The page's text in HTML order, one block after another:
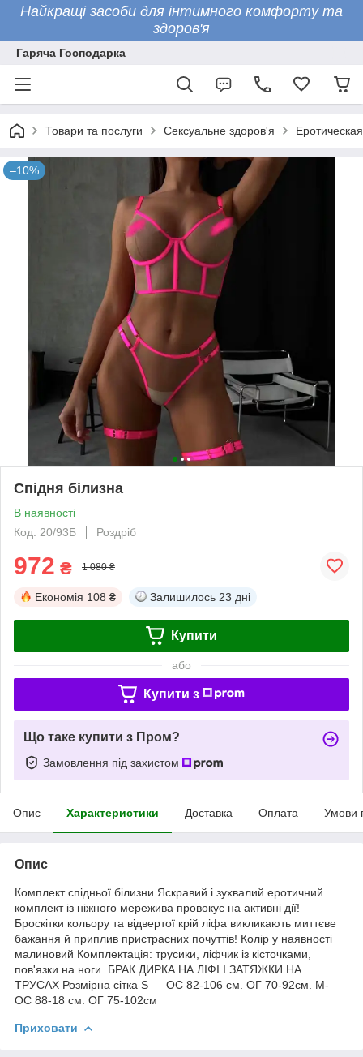
Найкращі засоби для інтимного комфорту та
здоров'я
Гаряча Господарка
Товари та послуги Сексуальне здоров'я
–10%
Спідня білизна
В наявності
Код: 20/93Б
Роздріб
972 ₴ 1 080 ₴
Економія 108 ₴ Залишилось 23 дні
Купити
або
Купити з
Що таке купити з Пром?
Замовлення під захистом
Опис Характеристики Доставка Оплата Умови
Опис
Комплект спідньої білизни Яскравий і зухвалий еротичний
комплект із ніжного мережива провокує на активні дії!
Броскітки кольору та відвертої крій ліфа викликають миттєве
бажання й приплив пристрасних почуттів! Колір у наявності
малиновий Комплектація: трусики, ліфчик із кісточками,
пов'язки на ноги. БРАК ДИРКА НА ЛІФІ І ЗАТЯЖКИ НА
ТРУСАХ Розмірна сітка S — ОС 82-106 см. ОГ 70-92см. M-
ОС 88-18 см. ОГ 75-102см
Приховати